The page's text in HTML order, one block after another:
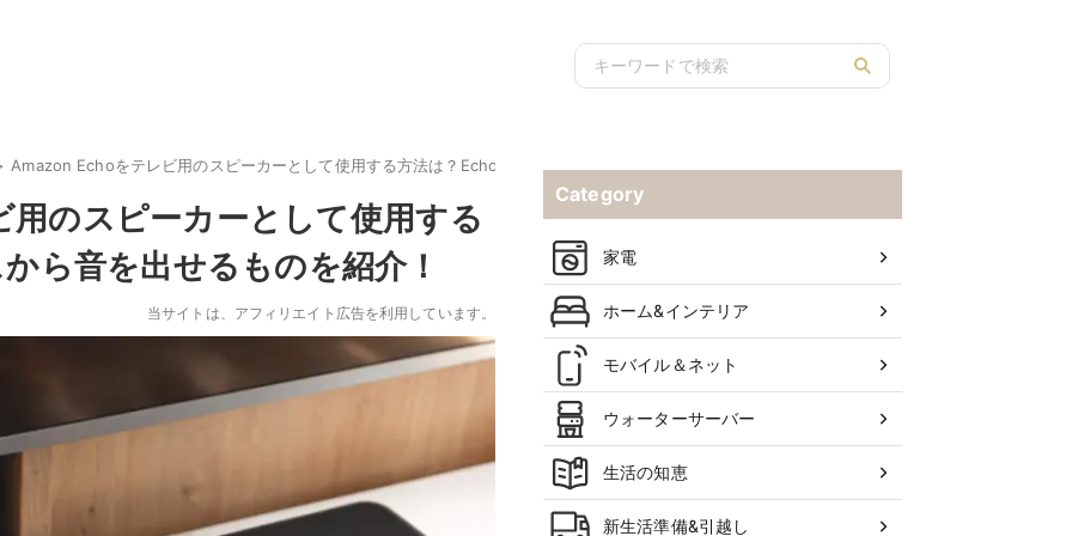
Amazon Echoをテレビ用のスピーカーとして使用する方法は？Echoデバイスから音を出せるものを紹介！
のスピーカーとして使用する
ら音を出せるものを紹介！
当サイトは、アフィリエイト広告を利用しています。
Category
家電
ホーム&インテリア
モバイル＆ネット
ウォーターサーバー
生活の知恵
新生活準備&引越し